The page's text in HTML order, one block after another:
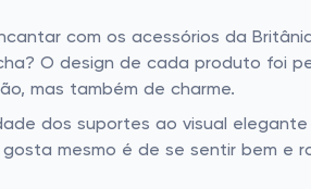
com os acessórios da
O design de cada produto foi
mas também de charme.
dos suportes ao visual elegante
mesmo é de se sentir bem e